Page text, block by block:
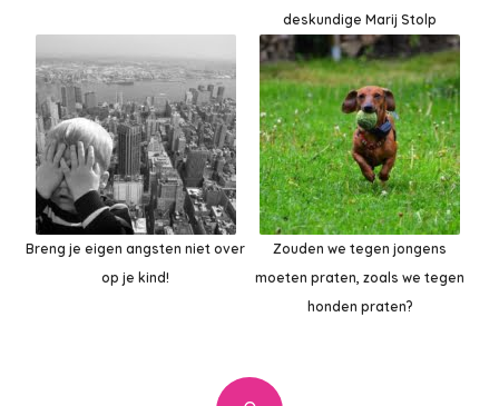
deskundige Marij Stolp
Breng je eigen angsten niet over
op je kind!
Zouden we tegen jongens
moeten praten, zoals we tegen
honden praten?